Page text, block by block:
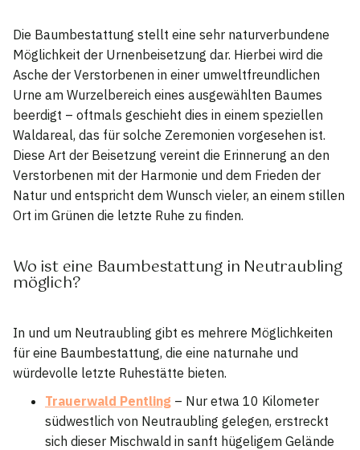
Die Baumbestattung stellt eine sehr naturverbundene
Möglichkeit der Urnenbeisetzung dar. Hierbei wird die
Asche der Verstorbenen in einer umweltfreundlichen
Urne am Wurzelbereich eines ausgewählten Baumes
beerdigt – oftmals geschieht dies in einem speziellen
Waldareal, das für solche Zeremonien vorgesehen ist.
Diese Art der Beisetzung vereint die Erinnerung an den
Verstorbenen mit der Harmonie und dem Frieden der
Natur und entspricht dem Wunsch vieler, an einem stillen
Ort im Grünen die letzte Ruhe zu finden.
Wo ist eine Baumbestattung in Neutraubling
möglich?
In und um Neutraubling gibt es mehrere Möglichkeiten
für eine Baumbestattung, die eine naturnahe und
würdevolle letzte Ruhestätte bieten.
Trauerwald Pentling – Nur etwa 10 Kilometer
südwestlich von Neutraubling gelegen, erstreckt
sich dieser Mischwald in sanft hügeligem Gelände